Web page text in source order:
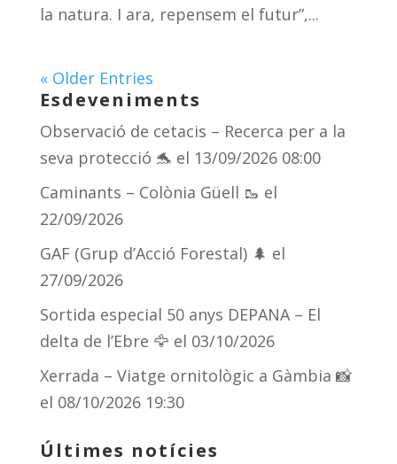
la natura. I ara, repensem el futur”,...
« Older Entries
Esdeveniments
Observació de cetacis – Recerca per a la
seva protecció 🐬 el 13/09/2026 08:00
Caminants – Colònia Güell 🥾 el
22/09/2026
GAF (Grup d’Acció Forestal) 🌲 el
27/09/2026
Sortida especial 50 anys DEPANA – El
delta de l’Ebre 🦅 el 03/10/2026
Xerrada – Viatge ornitològic a Gàmbia 📸
el 08/10/2026 19:30
Últimes notícies